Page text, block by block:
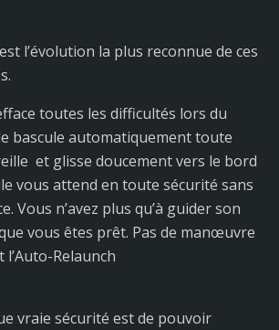
l’évolution la plus reconnue de ces
toutes les difficultés lors du
bascule automatiquement toute
et glisse doucement vers le bord
vous attend en toute sécurité sans
Vous n’avez plus qu’à guider son
vous êtes prêt. Pas de manœuvre
l’Auto-Relaunch
vraie sécurité est de pouvoir